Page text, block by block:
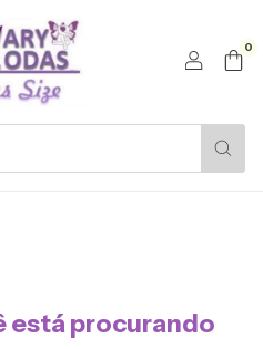
0
está procurando